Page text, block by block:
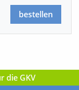
bestellen
die GKV